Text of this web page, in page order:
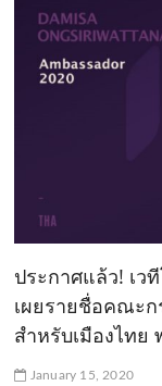
ประกาศแล้ว! เ
เผยรายชื่อคณะก
สำหรับเมืองไทย
January 15, 2020